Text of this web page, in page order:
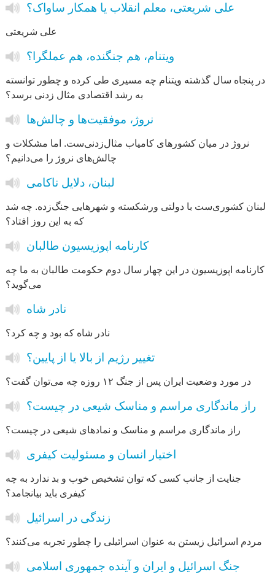
علی شریعتی، معلم انقلاب یا همکار ساواک؟
علی شریعتی
ویتنام، هم جنگنده، هم عملگرا؟
در پنجاه سال گذشته ویتنام چه مسیری طی کرده و‌ چطور توانسته
به رشد اقتصادی مثال زدنی برسد؟
نروژ، موفقیت‌ها و چالش‌ها
نروژ در میان کشورهای کامیاب مثال‌زدنی‌ست. اما مشکلات و
چالش‌های نروژ را می‌دانیم؟
لبنان، دلایل ناکامی
لبنان کشوری‌ست با دولتی ورشکسته و شهرهایی جنگ‌زده. چه شد
که به این روز افتاد؟
کارنامه اپوزیسیون طالبان
کارنامه اپوزیسیون در این چهار سال دوم حکومت طالبان به ما چه
می‌گوید؟
نادر شاه
نادر شاه که بود و چه کرد؟
تغییر رژیم از بالا یا از پایین؟
در مورد وضعیت ایران پس از جنگ ۱۲ روزه چه می‌توان گفت؟
راز ماندگاری مراسم و مناسک شیعی در چیست؟
راز ماندگاری مراسم و مناسک و نمادهای شیعی در چیست؟
اختیار انسان و مسئولیت کیفری
جنایت از جانب کسی که توان تشخیص خوب و بد ندارد به چه
کیفری باید بیانجامد؟
زندگی در اسرائیل
مردم اسرائیل زیستن به عنوان اسرائیلی را چطور تجربه می‌کنند؟
جنگ اسرائیل و ایران و آینده جمهوری اسلامی